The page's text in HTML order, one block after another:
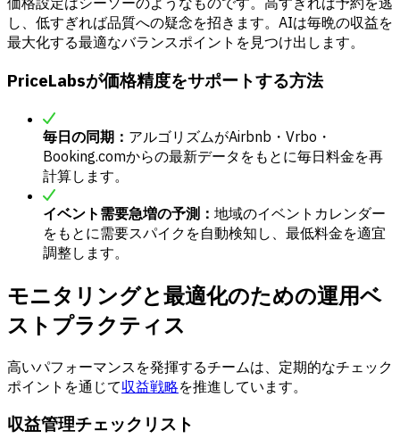
し、低すぎれば品質への疑念を招きます。AIは毎晩の収益を
最大化する最適なバランスポイントを見つけ出します。
PriceLabsが価格精度をサポートする方法
毎日の同期： アルゴリズムがAirbnb・Vrbo・
Booking.comからの最新データをもとに毎日料金を再
計算します。
イベント需要急増の予測： 地域のイベントカレンダー
をもとに需要スパイクを自動検知し、最低料金を適宜
調整します。
モニタリングと最適化のための運用ベ
ストプラクティス
高いパフォーマンスを発揮するチームは、定期的なチェック
ポイントを通じて収益戦略を推進しています。
収益管理チェックリスト